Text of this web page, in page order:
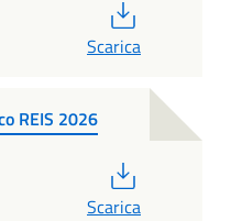
Scarica
REIS 2026
Scarica